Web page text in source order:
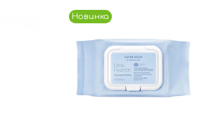
Новинка